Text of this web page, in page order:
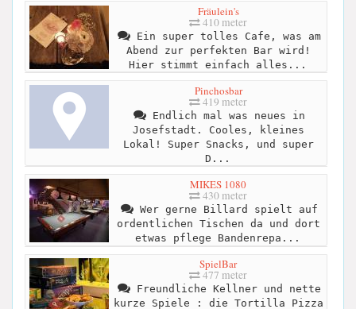
Fräulein's
410 meter
Ein super tolles Cafe, was am
Abend zur perfekten Bar wird!
Hier stimmt einfach alles...
Pinchosbar
419 meter
Endlich mal was neues in
Josefstadt. Cooles, kleines
Lokal! Super Snacks, und super
D...
MIKES 1080
430 meter
Wer gerne Billard spielt auf
ordentlichen Tischen da und dort
etwas pflege Bandenrepa...
SpielBar
477 meter
Freundliche Kellner und nette
kurze Spiele : die Tortilla Pizza